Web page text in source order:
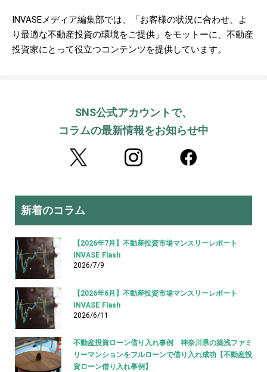
INVASEメディア編集部では、「お客様の状況に合わせ、よ
り最適な不動産投資の環境をご提供」をモットーに、不動産
投資家にとって役立つコンテンツを提供しています。
SNS公式アカウントで、
コラムの最新情報をお知らせ中
新着のコラム
【2026年7月】不動産投資市場マンスリーレポート
INVASE Flash
2026/7/9
【2026年6月】不動産投資市場マンスリーレポート
INVASE Flash
2026/6/11
不動産投資ローン借り入れ事例 神奈川県の築浅ファミ
リーマンションをフルローンで借り入れ成功【不動産投
資ローン借り入れ事例】